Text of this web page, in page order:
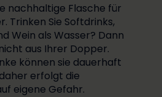
nachhaltige Flasche für
Trinken Sie Softdrinks,
Wein als Wasser? Dann
aus Ihrer Dopper.
können sie dauerhaft
erfolgt die
eigene Gefahr.